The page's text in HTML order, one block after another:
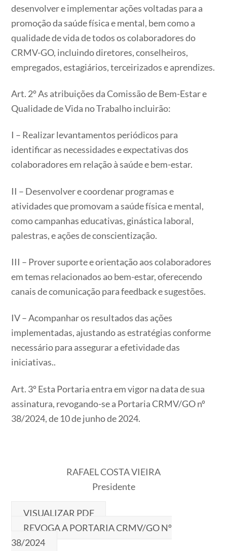
desenvolver e implementar ações voltadas para a
promoção da saúde física e mental, bem como a
qualidade de vida de todos os colaboradores do
CRMV-GO, incluindo diretores, conselheiros,
empregados, estagiários, terceirizados e aprendizes.
Art. 2º As atribuições da Comissão de Bem-Estar e
Qualidade de Vida no Trabalho incluirão:
I – Realizar levantamentos periódicos para
identificar as necessidades e expectativas dos
colaboradores em relação à saúde e bem-estar.
II – Desenvolver e coordenar programas e
atividades que promovam a saúde física e mental,
como campanhas educativas, ginástica laboral,
palestras, e ações de conscientização.
III – Prover suporte e orientação aos colaboradores
em temas relacionados ao bem-estar, oferecendo
canais de comunicação para feedback e sugestões.
IV – Acompanhar os resultados das ações
implementadas, ajustando as estratégias conforme
necessário para assegurar a efetividade das
iniciativas..
Art. 3º Esta Portaria entra em vigor na data de sua
assinatura, revogando-se a Portaria CRMV/GO nº
38/2024, de 10 de junho de 2024.
RAFAEL COSTA VIEIRA
Presidente
VISUALIZAR PDF
REVOGA A PORTARIA CRMV/GO Nº
38/2024